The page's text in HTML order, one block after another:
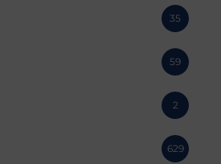
35
59
2
629